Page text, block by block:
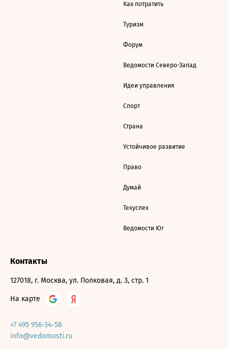
Как потратить
Туризм
Форум
Ведомости Северо-Запад
Идеи управления
Спорт
Страна
Устойчивое развитие
Право
Думай
Техуспех
Ведомости Юг
Контакты
127018, г. Москва, ул. Полковая, д. 3, стр. 1
На карте
+7 495 956-34-58
info@vedomosti.ru